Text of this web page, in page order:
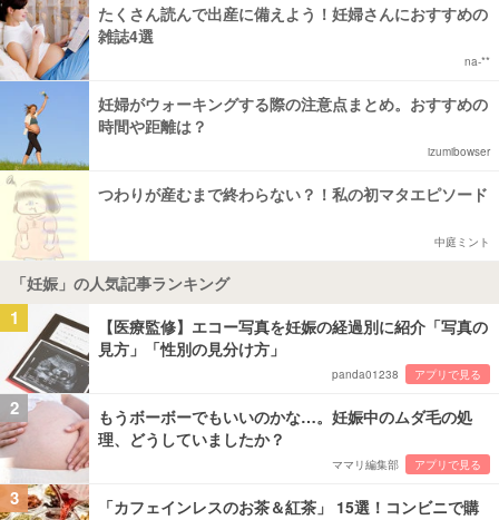
たくさん読んで出産に備えよう！妊婦さんにおすすめの
雑誌4選
na-**
妊婦がウォーキングする際の注意点まとめ。おすすめの
時間や距離は？
izumibowser
つわりが産むまで終わらない？！私の初マタエピソード
中庭ミント
「妊娠」の人気記事ランキング
1
【医療監修】エコー写真を妊娠の経過別に紹介「写真の
見方」「性別の見分け方」
panda01238 アプリで見る
2
もうボーボーでもいいのかな…。妊娠中のムダ毛の処
理、どうしていましたか？
ママリ編集部 アプリで見る
3
「カフェインレスのお茶＆紅茶」 15選！コンビニで購